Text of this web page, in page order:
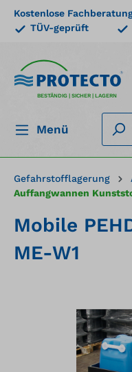
springen
Kostenlose
TÜV-geprüft
BESTÄNDIG | SICHER | LAGERN
Menü
Gefahrstofflagerung
Auffangwannen
Mobile
ME-W1
Bildergalerie